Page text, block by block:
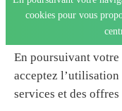
cookies pour vous
En poursuivant
acceptez l’utilisation
services et des offres